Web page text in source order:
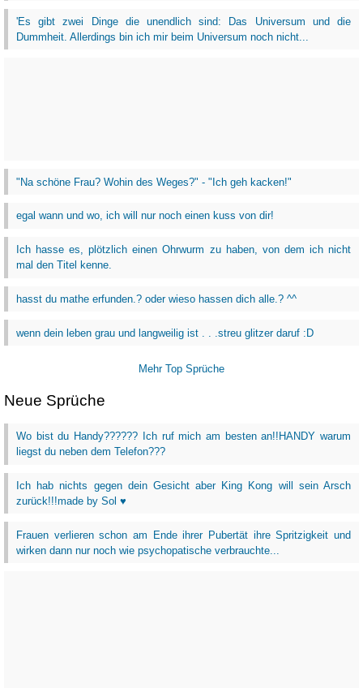
'Es gibt zwei Dinge die unendlich sind: Das Universum und die
Dummheit. Allerdings bin ich mir beim Universum noch nicht...
"Na schöne Frau? Wohin des Weges?" - "Ich geh kacken!"
egal wann und wo, ich will nur noch einen kuss von dir!
Ich hasse es, plötzlich einen Ohrwurm zu haben, von dem ich nicht
mal den Titel kenne.
hasst du mathe erfunden.? oder wieso hassen dich alle.? ^^
wenn dein leben grau und langweilig ist . . .streu glitzer daruf :D
Mehr Top Sprüche
Neue Sprüche
Wo bist du Handy?????? Ich ruf mich am besten an!!HANDY warum
liegst du neben dem Telefon???
Ich hab nichts gegen dein Gesicht aber King Kong will sein Arsch
zurück!!!made by Sol ♥
Frauen verlieren schon am Ende ihrer Pubertät ihre Spritzigkeit und
wirken dann nur noch wie psychopatische verbrauchte...